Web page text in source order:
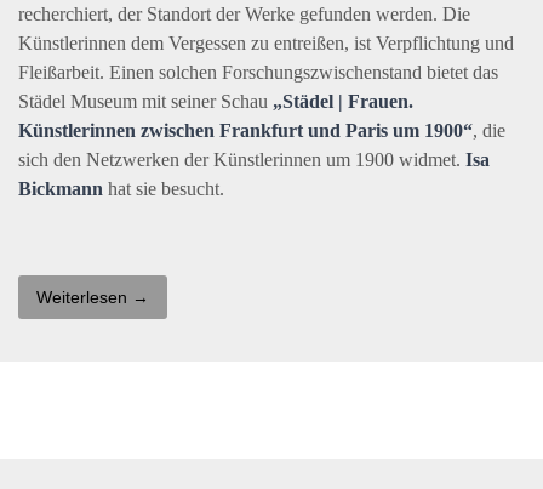
recherchiert, der Standort der Werke gefunden werden. Die
Künstlerinnen dem Vergessen zu entreißen, ist Verpflichtung und
Fleißarbeit. Einen solchen Forschungszwischenstand bietet das
Städel Museum mit seiner Schau „Städel | Frauen.
Künstlerinnen zwischen Frankfurt und Paris um 1900“, die
sich den Netzwerken der Künstlerinnen um 1900 widmet. Isa
Bickmann hat sie besucht.
Weiterlesen →